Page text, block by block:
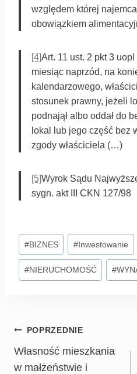
względem której
obowiązkiem
[4]Art. 11 ust. 2 pkt 3
miesiąc naprzód, na
kalendarzowego,
stosunek prawny, jeżeli
podnajął albo oddał do
lokal lub jego część bez
zgody właściciela (…)
[5]Wyrok Sądu
sygn. akt III CKN 127/98
#BIZNES #Inwestowanie
#NIERUCHOMOŚĆ #
POPRZEDNIE
Własność mieszkania
w małżeństwie i